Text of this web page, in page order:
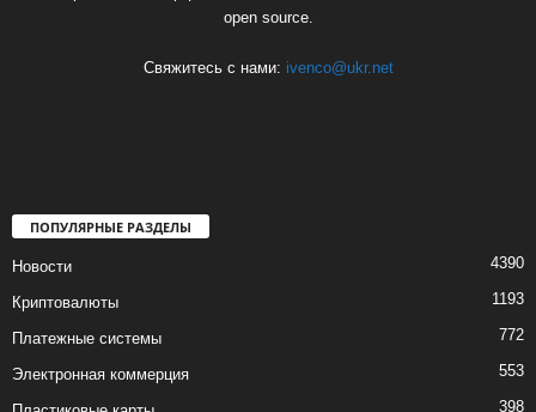
open source.
Свяжитесь с нами: ivenco@ukr.net
ПОПУЛЯРНЫЕ РАЗДЕЛЫ
Новости 4390
Криптовалюты 1193
Платежные системы 772
Электронная коммерция 553
398